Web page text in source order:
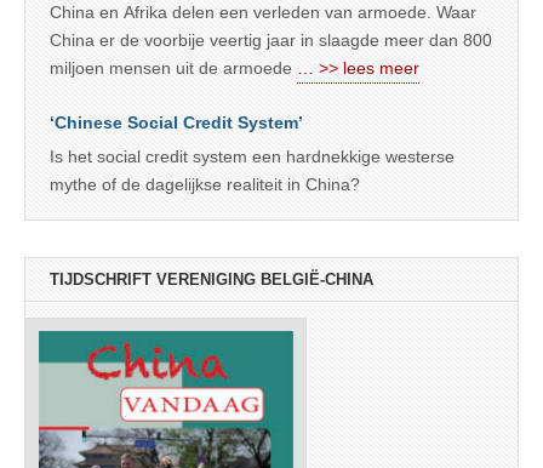
China en Afrika delen een verleden van armoede. Waar
China er de voorbije veertig jaar in slaagde meer dan 800
miljoen mensen uit de armoede
… >> lees meer
‘Chinese Social Credit System’
Is het social credit system een hardnekkige westerse
mythe of de dagelijkse realiteit in China?
TIJDSCHRIFT VERENIGING BELGIË-CHINA